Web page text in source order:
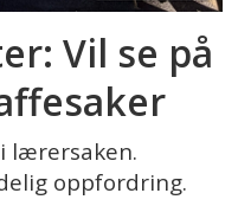
Vil se på
lærersaken.
oppfordring.